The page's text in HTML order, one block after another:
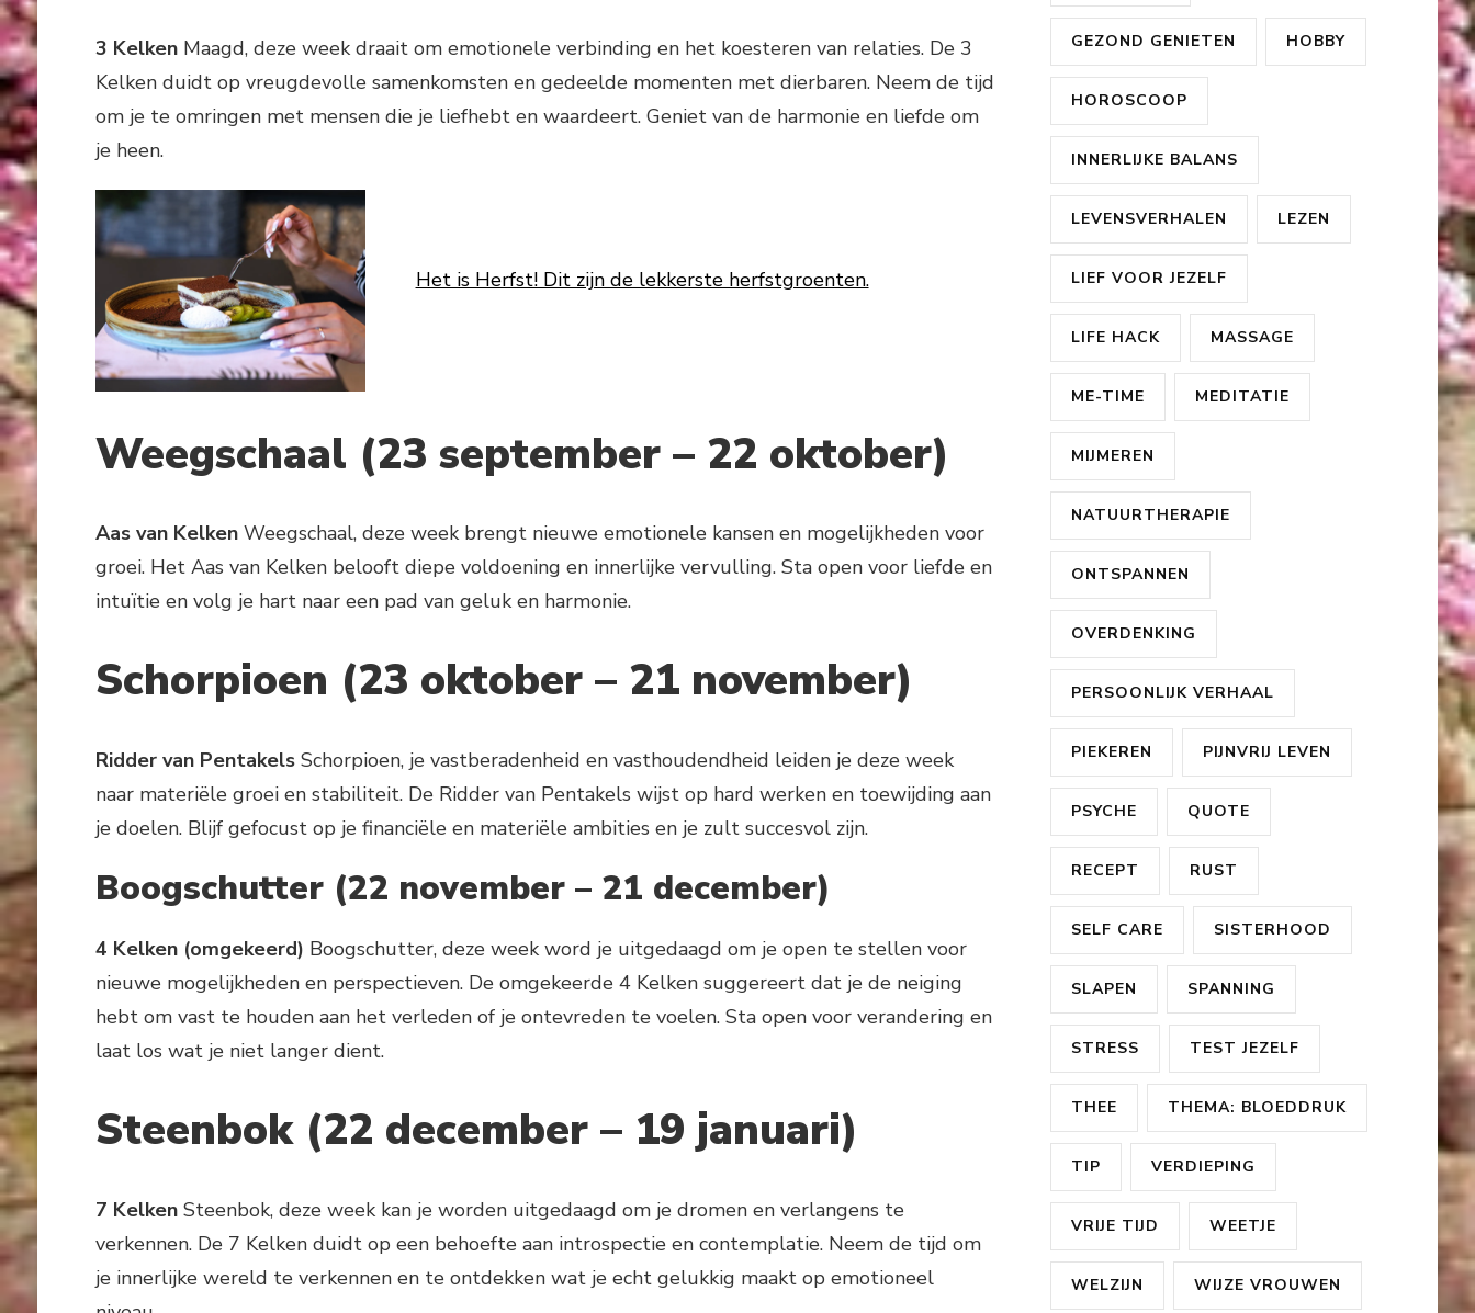
3 KelkenMaagd, deze week draait om emotionele verbinding en het koesteren van relaties. De 3
Kelken duidt op vreugdevolle samenkomsten en gedeelde momenten met dierbaren. Neem de tijd
om je te omringen met mensen die je liefhebt en waardeert. Geniet van de harmonie en liefde om
je heen.
Het is Herfst! Dit zijn de lekkerste herfstgroenten.
Weegschaal (23 september – 22 oktober)
Aas van KelkenWeegschaal, deze week brengt nieuwe emotionele kansen en mogelijkheden voor
groei. Het Aas van Kelken belooft diepe voldoening en innerlijke vervulling. Sta open voor liefde en
intuïtie en volg je hart naar een pad van geluk en harmonie.
Schorpioen (23 oktober – 21 november)
Ridder van PentakelsSchorpioen, je vastberadenheid en vasthoudendheid leiden je deze week
naar materiële groei en stabiliteit. De Ridder van Pentakels wijst op hard werken en toewijding aan
je doelen. Blijf gefocust op je financiële en materiële ambities en je zult succesvol zijn.
Boogschutter (22 november – 21 december)
4 Kelken (omgekeerd) Boogschutter, deze week word je uitgedaagd om je open te stellen voor
nieuwe mogelijkheden en perspectieven. De omgekeerde 4 Kelken suggereert dat je de neiging
hebt om vast te houden aan het verleden of je ontevreden te voelen. Sta open voor verandering en
laat los wat je niet langer dient.
Steenbok (22 december – 19 januari)
7 KelkenSteenbok, deze week kan je worden uitgedaagd om je dromen en verlangens te
verkennen. De 7 Kelken duidt op een behoefte aan introspectie en contemplatie. Neem de tijd om
je innerlijke wereld te verkennen en te ontdekken wat je echt gelukkig maakt op emotioneel
GEZOND GENIETEN HOBBY
HOROSCOOP
INNERLIJKE BALANS
LEVENSVERHALEN LEZEN
LIEF VOOR JEZELF
LIFE HACK MASSAGE
ME-TIME MEDITATIE
MIJMEREN
NATUURTHERAPIE
ONTSPANNEN
OVERDENKING
PERSOONLIJK VERHAAL
PIEKEREN PIJNVRIJ LEVEN
PSYCHE QUOTE
RECEPT RUST
SELF CARE SISTERHOOD
SLAPEN SPANNING
STRESS TEST JEZELF
THEE THEMA: BLOEDDRUK
TIP VERDIEPING
VRIJE TIJD WEETJE
WELZIJN WIJZE VROUWEN